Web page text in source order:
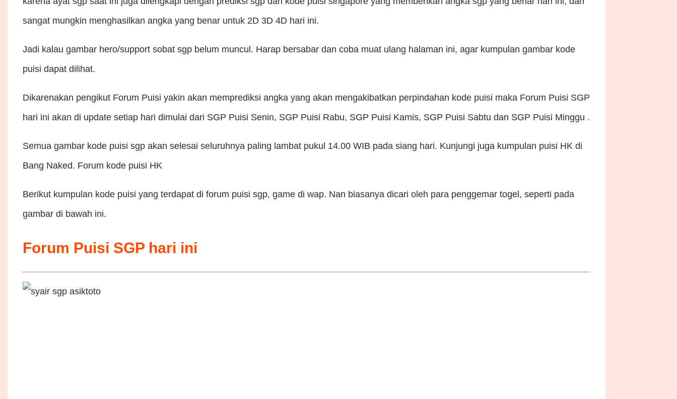
sangat mungkin menghasilkan angka yang benar untuk 2D 3D 4D hari ini.
Jadi kalau gambar hero/support sobat sgp belum muncul. Harap bersabar dan coba muat ulang halaman ini, agar kumpulan gambar kode
puisi dapat dilihat.
Dikarenakan pengikut Forum Puisi yakin akan memprediksi angka yang akan mengakibatkan perpindahan kode puisi maka Forum Puisi SGP
hari ini akan di update setiap hari dimulai dari SGP Puisi Senin, SGP Puisi Rabu, SGP Puisi Kamis, SGP Puisi Sabtu dan SGP Puisi Minggu .
Semua gambar kode puisi sgp akan selesai seluruhnya paling lambat pukul 14.00 WIB pada siang hari. Kunjungi juga kumpulan puisi HK di
Bang Naked. Forum kode puisi HK
Berikut kumpulan kode puisi yang terdapat di forum puisi sgp, game di wap. Nan biasanya dicari oleh para penggemar togel, seperti pada
gambar di bawah ini.
Forum Puisi SGP hari ini